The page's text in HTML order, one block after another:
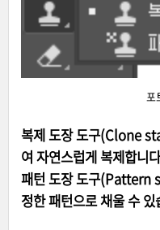
포
복제 도장 도구(Clone
여 자연스럽게 복제합니
패턴 도장 도구(Pattern
정한 패턴으로 채울 수 있